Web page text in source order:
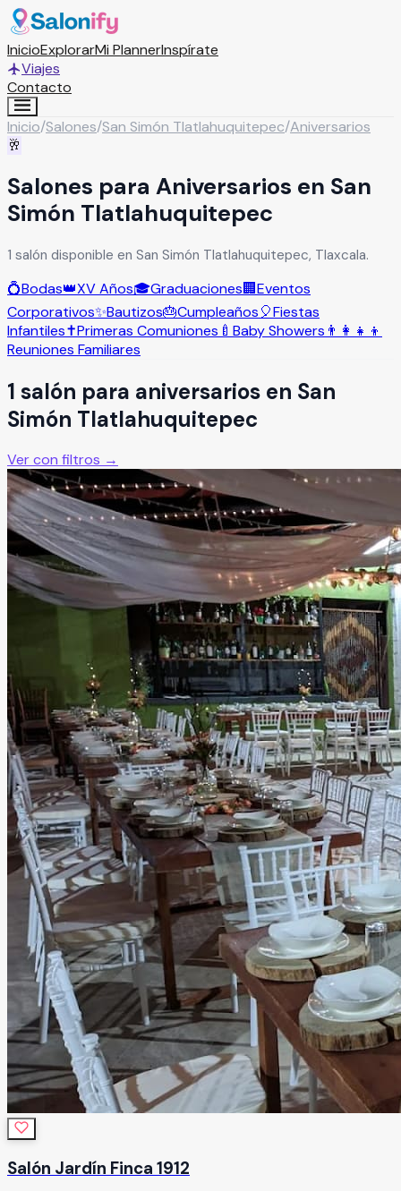
InicioExplorarMi PlannerInspírate
Viajes
Contacto
Inicio/Salones/San Simón Tlatlahuquitepec/Aniversarios
🥂
Salones para Aniversarios en San
Simón Tlatlahuquitepec
1 salón disponible en San Simón Tlatlahuquitepec, Tlaxcala.
💍Bodas👑XV Años🎓Graduaciones🏢Eventos
Corporativos✨Bautizos🎂Cumpleaños🎈Fiestas
Infantiles✝️Primeras Comuniones 🍼 Baby Showers 👨‍👩‍👧‍👦
Reuniones Familiares
1 salón para aniversarios en San
Simón Tlatlahuquitepec
Ver con filtros →
Salón Jardín Finca 1912